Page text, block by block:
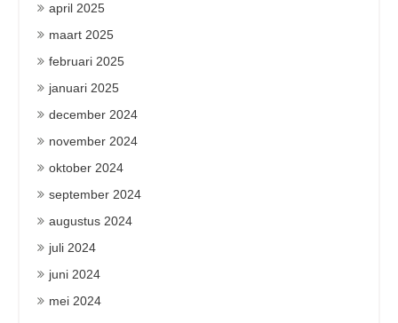
april 2025
maart 2025
februari 2025
januari 2025
december 2024
november 2024
oktober 2024
september 2024
augustus 2024
juli 2024
juni 2024
mei 2024